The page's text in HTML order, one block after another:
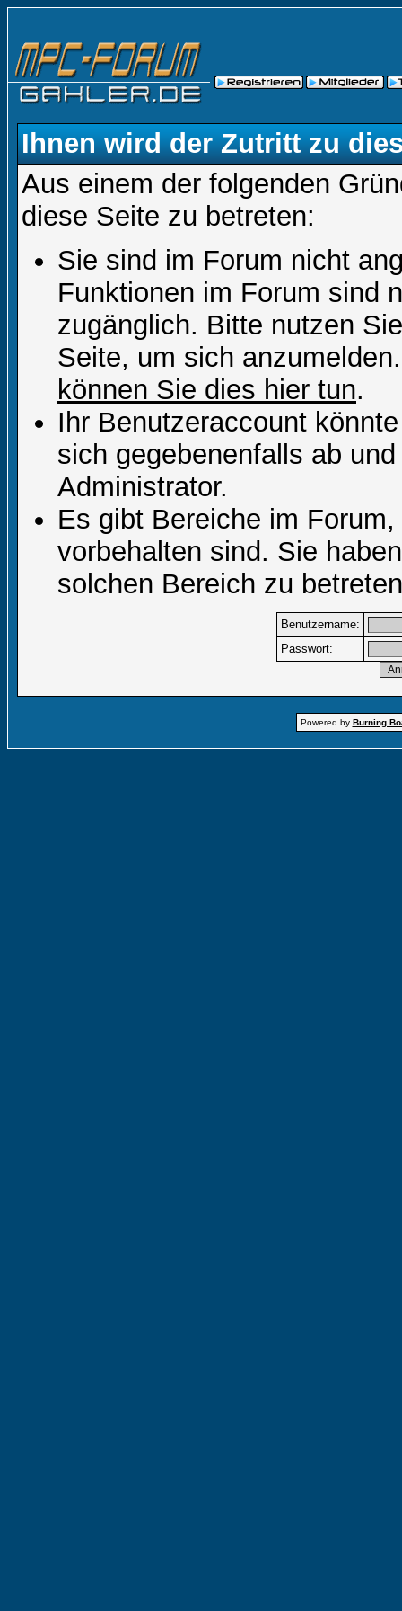
Ihnen wird der Zutritt zu
Aus einem der folgenden
diese Seite zu betreten:
Sie sind im Forum nicht
Funktionen im Forum sind
zugänglich. Bitte nutzen
Seite, um sich
können Sie dies hier tun.
Ihr Benutzeraccount
sich gegebenenfalls ab
Administrator.
Es gibt Bereiche im
vorbehalten sind. Sie
solchen Bereich zu
Benutzername:
Passwort:
Powered by Burning